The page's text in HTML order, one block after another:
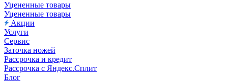
Уцененные товары
Уцененные товары
Акции
Услуги
Сервис
Заточка ножей
Рассрочка и кредит
Рассрочка с Яндекс.Сплит
Блог